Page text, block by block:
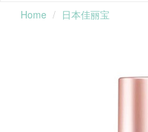
Home 日本佳丽宝